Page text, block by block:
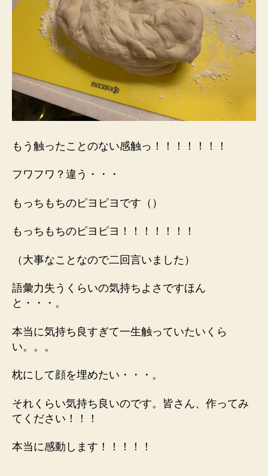
もう触ったことのない感触っ！！！！！！！
フワフワ？違う・・・
もっちもちのピヨピヨです（）
もっちもちのピヨピヨ！！！！！！！
（大事なことなので二回言いました）
語彙力失うくらいの気持ちよさですほん
と・・・。
本当に気持ち良すぎて一生触っていたいくら
い。。。
枕にして顔を埋めたい・・・。
それくらい気持ち良いのです。皆さん、作ってみ
てください！！！
本当に感動します！！！！！